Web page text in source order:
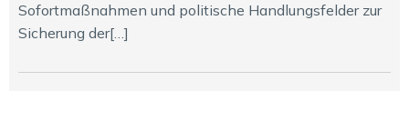
Sofortmaßnahmen und politische Handlungsfelder zur
Sicherung der[…]